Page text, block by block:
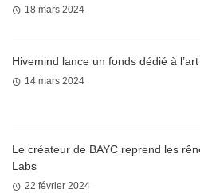
18 mars 2024
Hivemind lance un fonds dédié à
14 mars 2024
Le créateur de BAYC reprend les
Labs
22 février 2024